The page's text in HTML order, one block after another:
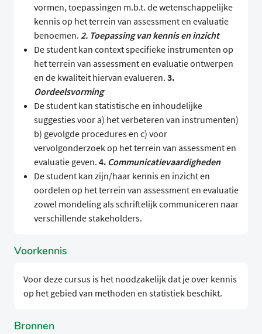
vormen, toepassingen m.b.t. de wetenschappelijke
kennis op het terrein van assessment en evaluatie
benoemen. 2. Toepassing van kennis en inzicht
De student kan context specifieke instrumenten op
het terrein van assessment en evaluatie ontwerpen
en de kwaliteit hiervan evalueren. 3.
Oordeelsvorming
De student kan statistische en inhoudelijke
suggesties voor a) het verbeteren van instrumenten)
b) gevolgde procedures en c) voor
vervolgonderzoek op het terrein van assessment en
evaluatie geven. 4. Communicatievaardigheden
De student kan zijn/haar kennis en inzicht en
oordelen op het terrein van assessment en evaluatie
zowel mondeling als schriftelijk communiceren naar
verschillende stakeholders.
Voorkennis
Voor deze cursus is het noodzakelijk dat je over kennis
op het gebied van methoden en statistiek beschikt.
Bronnen